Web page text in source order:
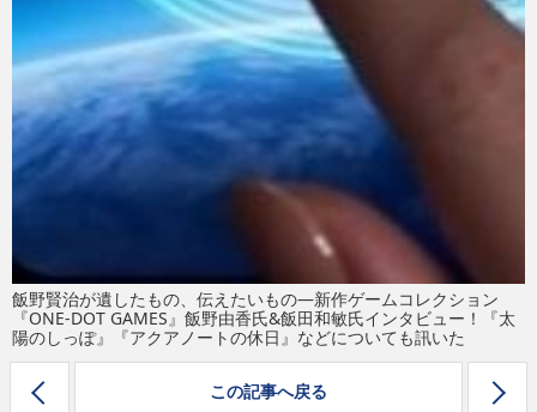
飯野賢治が遺したもの、伝えたいもの―新作ゲームコレクション
『ONE-DOT GAMES』飯野由香氏&飯田和敏氏インタビュー！『太
陽のしっぽ』『アクアノートの休日』などについても訊いた
この記事へ戻る